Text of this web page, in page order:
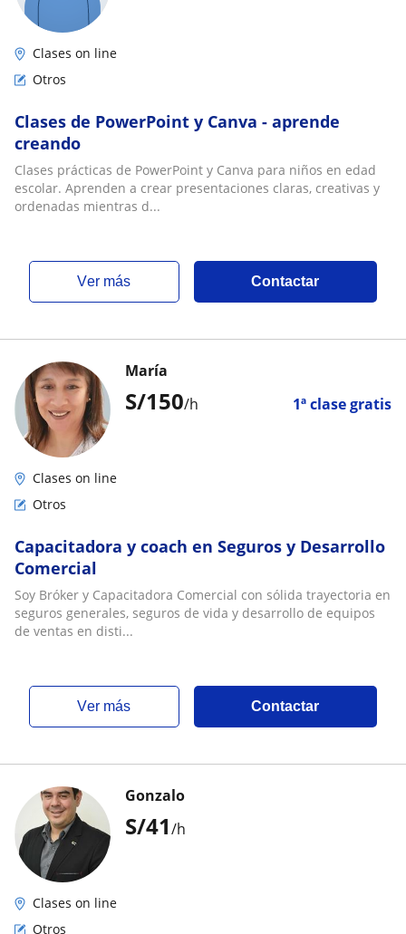
Clases on line
Otros
Clases de PowerPoint y Canva - aprende
creando
Clases prácticas de PowerPoint y Canva para niños en edad
escolar. Aprenden a crear presentaciones claras, creativas y
ordenadas mientras d...
ver más Contactar
S/150/h 1ª clase gratis
María
Clases on line
Otros
Capacitadora y coach en Seguros y Desarrollo
Comercial
Soy Bróker y Capacitadora Comercial con sólida trayectoria en
seguros generales, seguros de vida y desarrollo de equipos
de ventas en disti...
ver más Contactar
S/41/h
Gonzalo
Clases on line
Otros